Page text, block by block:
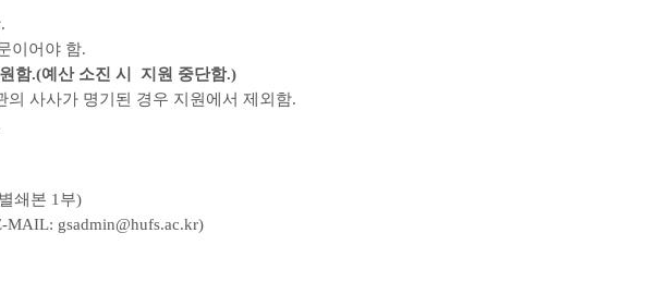
.
이어야 함.
함.(예산 소진 시 지원 중단함.)
사사가 명기된 경우 지원에서 제외함.
쇄본 1부)
gsadmin@hufs.ac.kr)